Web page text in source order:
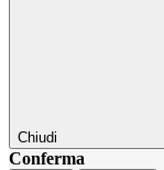
Chiudi
Conferma